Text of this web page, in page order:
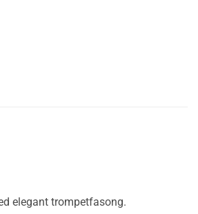
elegant trompetfasong.